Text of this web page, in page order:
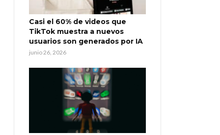
Casi el 60% de videos que
TikTok muestra a nuevos
usuarios son generados por IA
junio 26, 2026